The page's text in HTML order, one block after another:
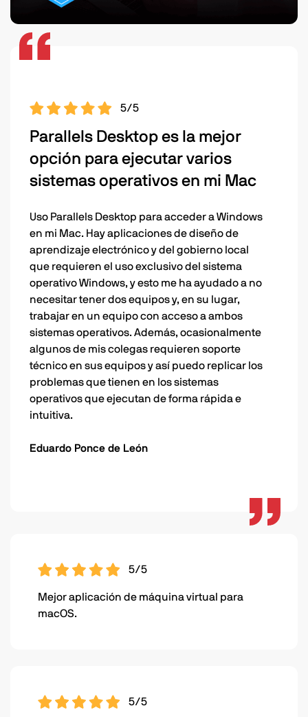
5/5
Parallels Desktop es la mejor
opción para ejecutar varios
sistemas operativos en mi Mac
Uso Parallels Desktop para acceder a Windows
en mi Mac. Hay aplicaciones de diseño de
aprendizaje electrónico y del gobierno local
que requieren el uso exclusivo del sistema
operativo Windows, y esto me ha ayudado a no
necesitar tener dos equipos y, en su lugar,
trabajar en un equipo con acceso a ambos
sistemas operativos. Además, ocasionalmente
algunos de mis colegas requieren soporte
técnico en sus equipos y así puedo replicar los
problemas que tienen en los sistemas
operativos que ejecutan de forma rápida e
intuitiva.
Eduardo Ponce de León
5/5
Mejor aplicación de máquina virtual para
macOS.
5/5